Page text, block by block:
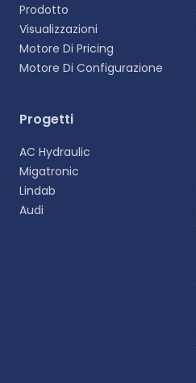
Prodotto
Visualizzazioni
Motore Di Pricing
Motore Di Configurazione
Progetti
AC Hydraulic
Migatronic
Lindab
Audi